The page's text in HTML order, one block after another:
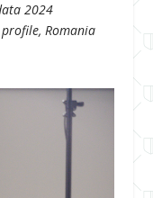
2024
Romania